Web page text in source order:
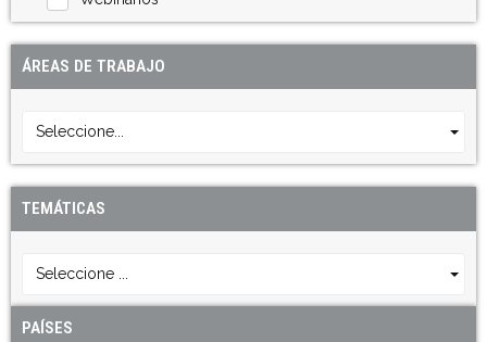
ÁREAS DE TRABAJO
Seleccione...
TEMÁTICAS
Seleccione ...
PAÍSES